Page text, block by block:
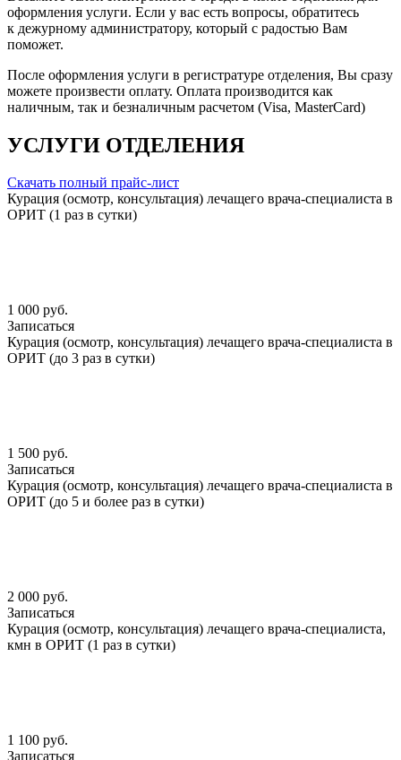
оформления услуги. Если у вас есть вопросы, обратитесь
к дежурному администратору, который с радостью Вам
поможет.
После оформления услуги в регистратуре отделения, Вы сразу
можете произвести оплату. Оплата производится как
наличным, так и безналичным расчетом (Visa, MasterCard)
УСЛУГИ ОТДЕЛЕНИЯ
Скачать полный прайс-лист
Курация (осмотр, консультация) лечащего врача-специалиста в
ОРИТ (1 раз в сутки)
1 000 руб.
Записаться
Курация (осмотр, консультация) лечащего врача-специалиста в
ОРИТ (до 3 раз в сутки)
1 500 руб.
Записаться
Курация (осмотр, консультация) лечащего врача-специалиста в
ОРИТ (до 5 и более раз в сутки)
2 000 руб.
Записаться
Курация (осмотр, консультация) лечащего врача-специалиста,
кмн в ОРИТ (1 раз в сутки)
1 100 руб.
Записаться